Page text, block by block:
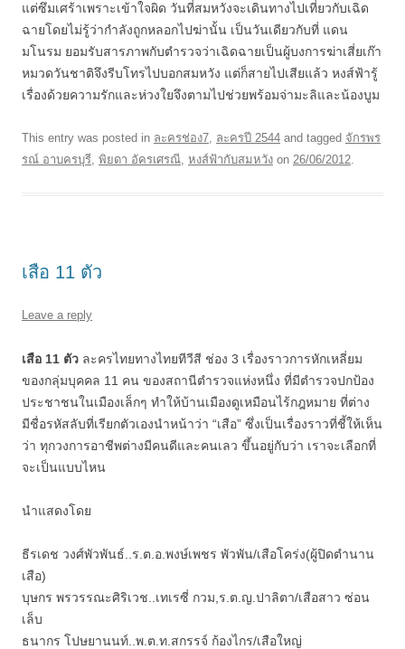
แต่ซึมเศร้าเพราะเข้าใจผิด วันที่สมหวังจะเดินทางไปเที่ยวกับเฉิด
ฉายโดยไม่รู้ว่ากำลังถูกหลอกไปฆ่านั้น เป็นวันเดียวกับที่ แดน
มโนรม ยอมรับสารภาพกับตำรวจว่าเฉิดฉายเป็นผู้บงการฆ่าเสี่ยเก๊า
หมวดวันชาติจึงรีบโทรไปบอกสมหวัง แต่ก็สายไปเสียแล้ว หงส์ฟ้ารู้
เรื่องด้วยความรักและห่วงใยจึงตามไปช่วยพร้อมจ่ามะลิและน้องบูม
This entry was posted in ละครช่อง7, ละครปี 2544 and tagged จักรพร
รณ์ อาบครบุรี, พิยดา อัครเศรณี, หงส์ฟ้ากับสมหวัง on 26/06/2012.
เสือ 11 ตัว
Leave a reply
เสือ 11 ตัว ละครไทยทางไทยทีวีสี ช่อง 3 เรื่องราวการหักเหลี่ยม
ของกลุ่มบุคคล 11 คน ของสถานีตำรวจแห่งหนึ่ง ที่มีตำรวจปกป้อง
ประชาชนในเมืองเล็กๆ ทำให้บ้านเมืองดูเหมือนไร้กฎหมาย ที่ต่าง
มีชื่อรหัสลับที่เรียกตัวเองนำหน้าว่า “เสือ” ซึ่งเป็นเรื่องราวที่ชี้ให้เห็น
ว่า ทุกวงการอาชีพต่างมีคนดีและคนเลว ขึ้นอยู่กับว่า เราจะเลือกที่
จะเป็นแบบไหน
นำแสดงโดย
ธีรเดช วงศ์พัวพันธ์..ร.ต.อ.พงษ์เพชร พัวพัน/เสือโคร่ง(ผู้ปิดตำนาน
เสือ)
บุษกร พรวรรณะศิริเวช..เทเรซี่ กวม,ร.ต.ญ.ปาลิตา/เสือสาว ซ่อน
เล็บ
ธนากร โปษยานนท์..พ.ต.ท.สกรรจ์ ก้องไกร/เสือใหญ่